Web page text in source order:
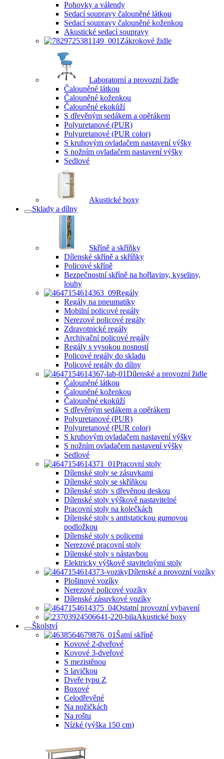
Pohovky a válendy
Sedací soupravy čalouněné látkou
Sedací soupravy čalouněné koženkou
Akustické sedací soupravy
Zákrokové židle
Laboratorní a provozní židle
Čalouněné látkou
Čalouněné koženkou
Čalouněné ekokůží
S dřevěným sedákem a opěrákem
Polyuretanové (PUR)
Polyuretanové (PUR color)
S kruhovým ovladačem nastavení výšky
S nožním ovladačem nastavení výšky
Sedlové
Akustické boxy
Sklady a dílny
Skříně a skříňky
Dílenské skříně a skříňky
Policové skříně
Bezpečnostní skříně na hořlaviny, kyseliny,
louhy
Regály
Regály na pneumatiky
Mobilní policové regály
Nerezové policové regály
Zdravotnické regály
Archivační policové regály
Regály s vysokou nosností
Policové regály do skladu
Policové regály do dílny
Dílenské a provozní židle
Čalouněné látkou
Čalouněné koženkou
Čalouněné ekokůží
S dřevěným sedákem a opěrákem
Polyuretanové (PUR)
Polyuretanové (PUR color)
S kruhovým ovladačem nastavení výšky
S nožním ovladačem nastavení výšky
Sedlové
Pracovní stoly
Dílenské stoly se zásuvkami
Dílenské stoly se skříňkou
Dílenské stoly s dřevěnou deskou
Dílenské stoly výškově nastavitelné
Pracovní stoly na kolečkách
Dílenské stoly s antistatickou gumovou
podložkou
Dílenské stoly s policemi
Nerezové pracovní stoly
Dílenské stoly s nástavbou
Elektricky výškově stavitelnými stoly
Dílenské a provozní vozíky
Plošinové vozíky
Nerezové policové vozíky
Dílenské zásuvkové vozíky
Ostatní provozní vybavení
Akustické boxy
Školství
Šatní skříně
Kovové 2-dveřové
Kovové 3-dveřové
S mezistěnou
S lavičkou
Dveře typu Z
Boxové
Celodřevěné
Na nožičkách
Na roštu
Nízké (výška 150 cm)